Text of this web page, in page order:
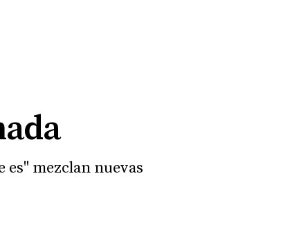
es" mezclan nuevas